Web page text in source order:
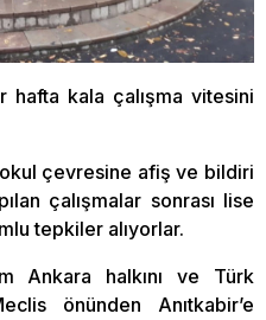
hafta kala çalışma vitesini
çevresine afiş ve bildiri
çalışmalar sonrası lise
tepkiler alıyorlar.
Ankara halkını ve Türk
önünden Anıtkabir’e